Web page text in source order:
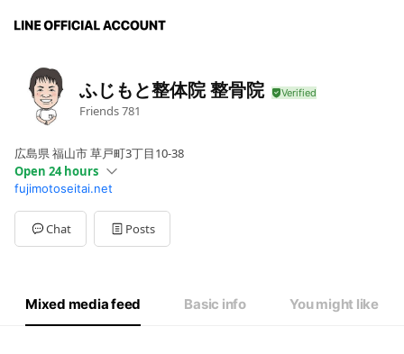
ふじもと整体院 整骨院
Friends781
広島県 福山市 草戸町3丁目10-38
Open 24 hours
Sun00:00 - 00:00
Mon09:00 - 13:00,15:00 - 19:30
Tue09:00 - 13:00,15:00 - 19:30
Wed09:00 - 13:00,15:00 - 19:30
09:00 - 13:00
fujimotoseitai.net
Chat Posts
Mixed media feed Basic info You might like